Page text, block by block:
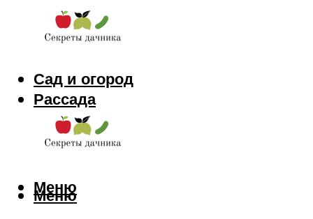
Сад и огород
Рассада
Цветы
Заготовки
Меню
Меню